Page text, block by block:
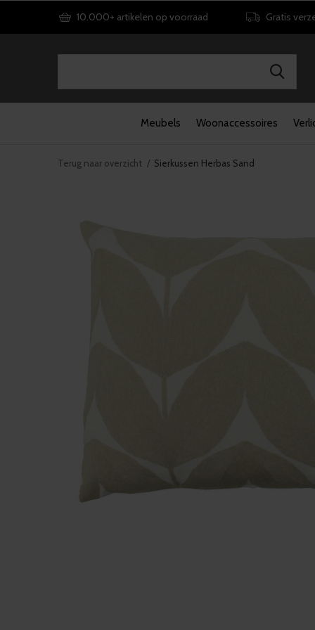
Meubels Woonaccessoires
10.000+ artikelen op voorraad Gratis
Terug naar overzicht Sierkussen Herbas Sand